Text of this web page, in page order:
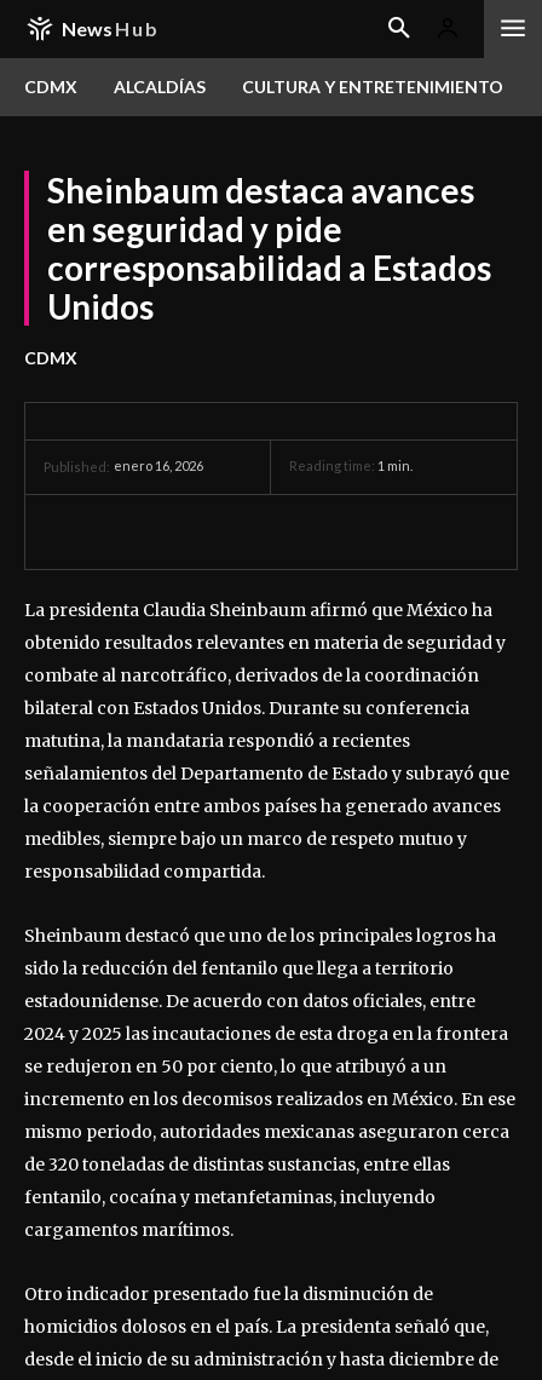
News Hub
CDMX ALCALDÍAS CULTURA Y ENTRETENIMIENTO
Sheinbaum destaca avances
en seguridad y pide
corresponsabilidad a Estados
Unidos
CDMX
Published: enero 16, 2026 Reading time: 1 min.
La presidenta Claudia Sheinbaum afirmó que México ha
obtenido resultados relevantes en materia de seguridad y
combate al narcotráfico, derivados de la coordinación
bilateral con Estados Unidos. Durante su conferencia
matutina, la mandataria respondió a recientes
señalamientos del Departamento de Estado y subrayó que
la cooperación entre ambos países ha generado avances
medibles, siempre bajo un marco de respeto mutuo y
responsabilidad compartida.
Sheinbaum destacó que uno de los principales logros ha
sido la reducción del fentanilo que llega a territorio
estadounidense. De acuerdo con datos oficiales, entre
2024 y 2025 las incautaciones de esta droga en la frontera
se redujeron en 50 por ciento, lo que atribuyó a un
incremento en los decomisos realizados en México. En ese
mismo periodo, autoridades mexicanas aseguraron cerca
de 320 toneladas de distintas sustancias, entre ellas
fentanilo, cocaína y metanfetaminas, incluyendo
cargamentos marítimos.
Otro indicador presentado fue la disminución de
homicidios dolosos en el país. La presidenta señaló que,
desde el inicio de su administración y hasta diciembre de